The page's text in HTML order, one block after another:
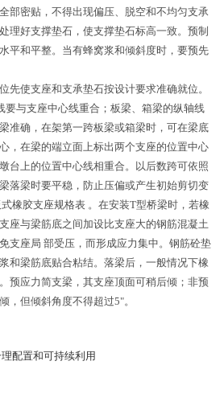
部密贴，不得出现偏压、脱空和不均匀支承
理好支撑垫石，使支撑垫石标高一致。预制
平和平整。当有蜂窝浆和倾斜度时，要预先
使支座和支承垫石按设计要求准确就位。
要与支座中心线重合；板梁、箱梁的纵轴线
准确，在架第一跨板梁或箱梁时，可在梁底
，在梁的端立面上标出两个支座的位置中心
台上的位置中心线相重合。以后数跨可依照
落梁时要平稳，防止压偏或产生初始剪切变
橡胶支座规格表 。在安装T型桥梁时，若橡
座与梁筋底之间加设比支座大的钢筋混凝土
支座局 部受压，而形成应力集中。钢筋砼垫
和梁筋底贴合粘结。落梁后，一般情况下橡
预应力简支梁，其支座顶面可稍后倾；非预
，但倾斜角度不得超过5"。
配置和可持续利用